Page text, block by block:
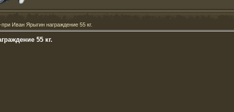
при Иван Ярыгин награждение 55 кг.
55 кг.